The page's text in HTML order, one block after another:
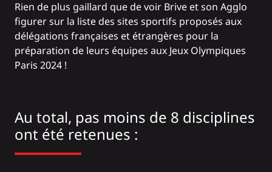
Rien de plus gaillard que de voir Brive et son Agglo
figurer sur la liste des sites sportifs proposés aux
délégations françaises et étrangères pour la
préparation de leurs équipes aux Jeux Olympiques
Paris 2024 !
Au total, pas moins de 8 disciplines
ont été retenues :